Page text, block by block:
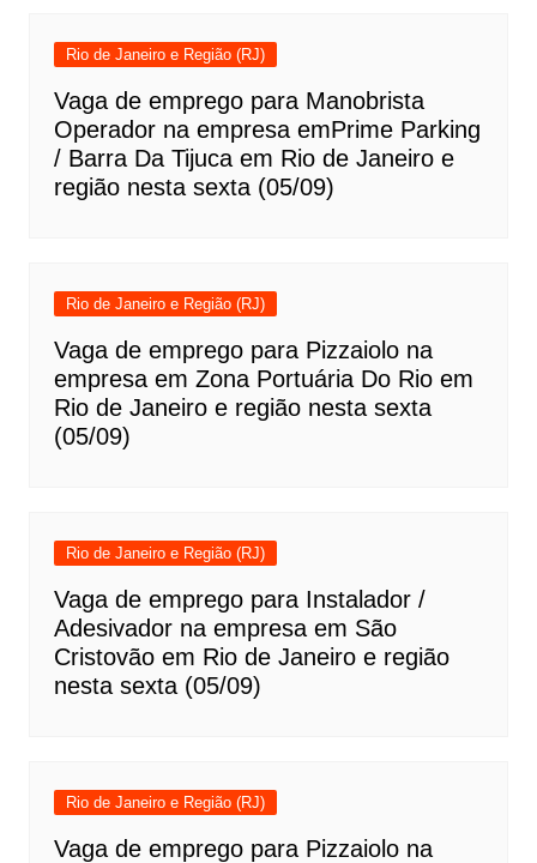
Rio de Janeiro e Região (RJ)
Vaga de emprego para Manobrista
Operador na empresa emPrime Parking
/ Barra Da Tijuca em Rio de Janeiro e
região nesta sexta (05/09)
Rio de Janeiro e Região (RJ)
Vaga de emprego para Pizzaiolo na
empresa em Zona Portuária Do Rio em
Rio de Janeiro e região nesta sexta
(05/09)
Rio de Janeiro e Região (RJ)
Vaga de emprego para Instalador /
Adesivador na empresa em São
Cristovão em Rio de Janeiro e região
nesta sexta (05/09)
Rio de Janeiro e Região (RJ)
Vaga de emprego para Pizzaiolo na